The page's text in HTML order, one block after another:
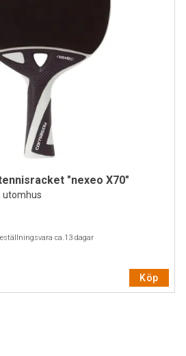
"nexeo X70"
utomhus
ca.13 dagar
Köp